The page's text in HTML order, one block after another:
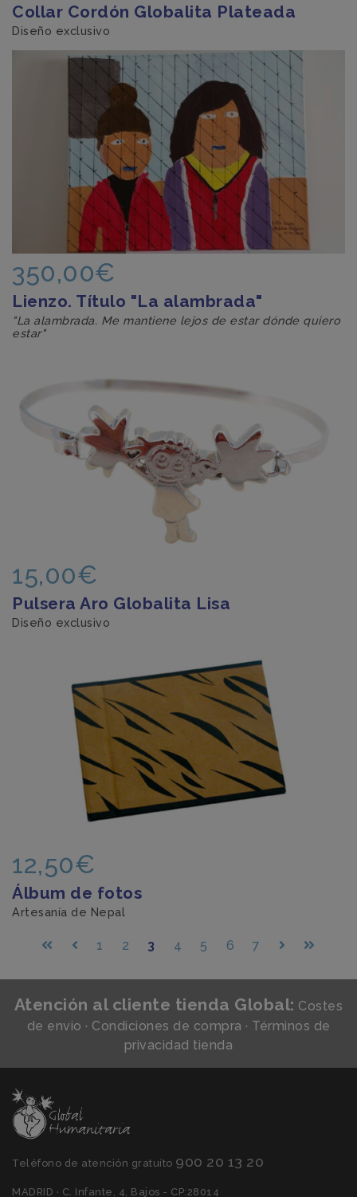
Collar Cordón Globalita Plateada
Diseño exclusivo
350,00€
Lienzo. Título "La alambrada"
"La alambrada. Me mantiene lejos de estar dónde quiero
estar"
15,00€
Pulsera Aro Globalita Lisa
Diseño exclusivo
12,50€
Álbum de fotos
Artesanía de Nepal
1 2 3 4 5 6 7
Atención al cliente tienda Global: Costes
de envio · Condiciones de compra · Términos de
privacidad tienda
Teléfono de atención gratuíto 900 20 13 20
MADRID · C. Infante, 4, Bajos - CP:28014